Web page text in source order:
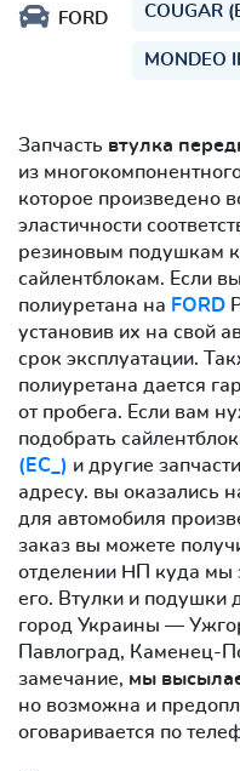
FORD COUGAR
MONDEO
Запчасть втулка
из
которое произведено
эластичности
резиновым подушкам
сайлентблокам. Если
полиуретана на FORD
установив их на свой
срок эксплуатации.
полиуретана дается
от пробега. Если вам
подобрать
(EC_) и другие
адресу. вы оказались
для автомобиля
заказ вы можете
отделении НП куда мы
его. Втулки и подушки
город Украины —
Павлоград, Каменец-
замечание, мы
но возможна и
оговаривается по